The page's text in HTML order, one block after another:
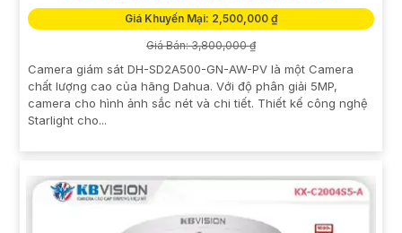
Giá Khuyến Mại: 2,500,000 ₫
Giá Bán: 3,800,000 ₫
Camera giám sát DH-SD2A500-GN-AW-PV là một Camera
chất lượng cao của hãng Dahua. Với độ phân giải 5MP,
camera cho hình ảnh sắc nét và chi tiết. Thiết kế công nghệ
Starlight cho...